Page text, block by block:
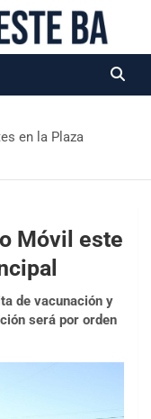
en la Plaza
Móvil este
de vacunación y
será por orden